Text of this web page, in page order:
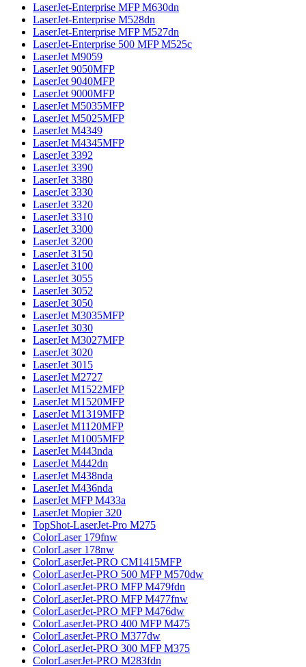
LaserJet-Enterprise MFP M630dn
LaserJet-Enterprise M528dn
LaserJet-Enterprise MFP M527dn
LaserJet-Enterprise 500 MFP M525c
LaserJet M9059
LaserJet 9050MFP
LaserJet 9040MFP
LaserJet 9000MFP
LaserJet M5035MFP
LaserJet M5025MFP
LaserJet M4349
LaserJet M4345MFP
LaserJet 3392
LaserJet 3390
LaserJet 3380
LaserJet 3330
LaserJet 3320
LaserJet 3310
LaserJet 3300
LaserJet 3200
LaserJet 3150
LaserJet 3100
LaserJet 3055
LaserJet 3052
LaserJet 3050
LaserJet M3035MFP
LaserJet 3030
LaserJet M3027MFP
LaserJet 3020
LaserJet 3015
LaserJet M2727
LaserJet M1522MFP
LaserJet M1520MFP
LaserJet M1319MFP
LaserJet M1120MFP
LaserJet M1005MFP
LaserJet M443nda
LaserJet M442dn
LaserJet M438nda
LaserJet M436nda
LaserJet MFP M433a
LaserJet Mopier 320
TopShot-LaserJet-Pro M275
ColorLaser 179fnw
ColorLaser 178nw
ColorLaserJet-PRO CM1415MFP
ColorLaserJet-PRO 500 MFP M570dw
ColorLaserJet-PRO MFP M479fdn
ColorLaserJet-PRO MFP M477fnw
ColorLaserJet-PRO MFP M476dw
ColorLaserJet-PRO 400 MFP M475
ColorLaserJet-PRO M377dw
ColorLaserJet-PRO 300 MFP M375
ColorLaserJet-PRO M283fdn